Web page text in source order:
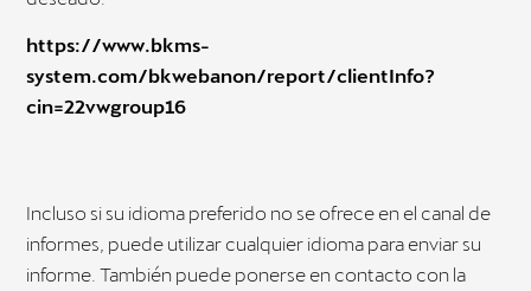
https://www.bkms-
system.com/bkwebanon/report/clientInfo?
cin=22vwgroup16
Incluso si su idioma preferido no se ofrece en el canal de
informes, puede utilizar cualquier idioma para enviar su
informe. También puede ponerse en contacto con la